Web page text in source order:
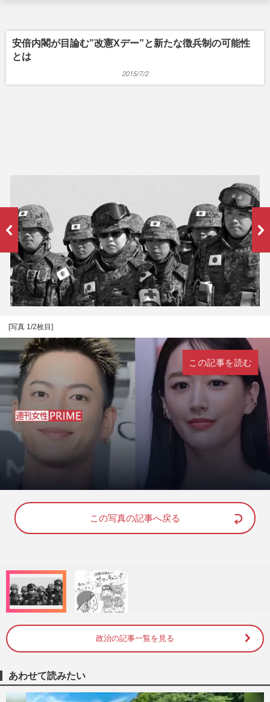
安倍内閣が目論む”改憲Xデー”と新たな徴兵制の可能性
とは
2015/7/2
[写真 1/2枚目]
n
u
o
d
:
この記事を読む
この写真の記事へ戻る
政治の記事一覧を見る
あわせて読みたい